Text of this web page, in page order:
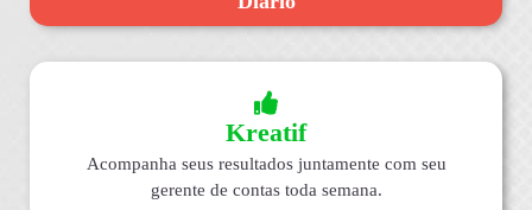
Kreatif
Acompanha seus resultados juntamente com seu
gerente de contas toda semana.